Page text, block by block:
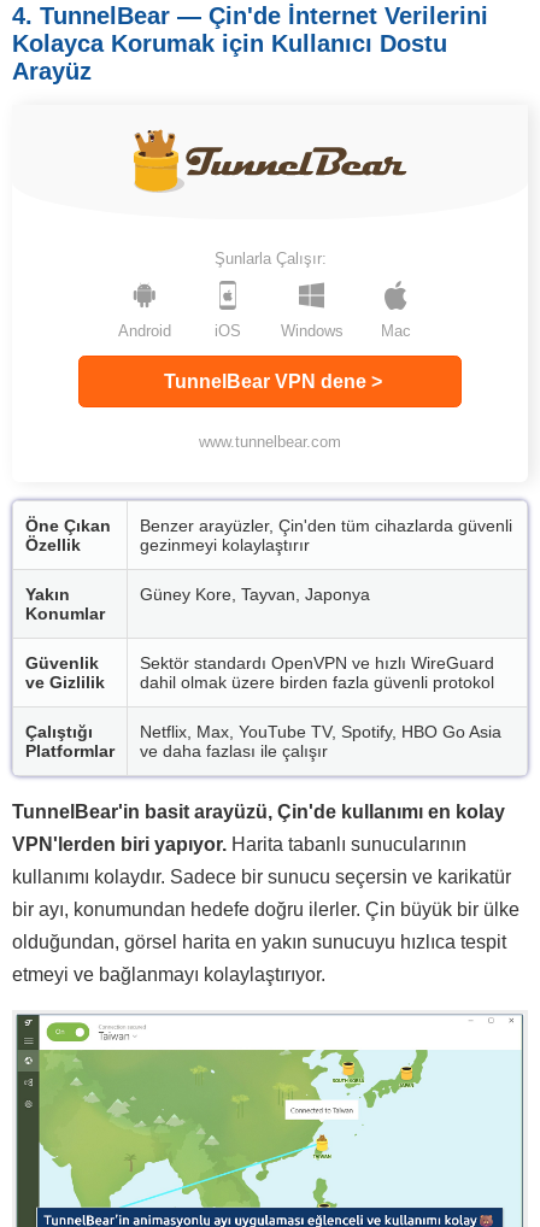
4. TunnelBear — Çin'de İnternet Verilerini
Kolayca Korumak için Kullanıcı Dostu
Arayüz
Şunlarla Çalışır:
Windows Mac
Android iOS
TunnelBear VPN dene >
www.tunnelbear.com
Öne Çıkan
Özellik
Benzer arayüzler, Çin'den tüm cihazlarda güvenli
gezinmeyi kolaylaştırır
Yakın
Konumlar
Güney Kore, Tayvan, Japonya
Güvenlik
ve Gizlilik
Sektör standardı OpenVPN ve hızlı WireGuard
dahil olmak üzere birden fazla güvenli protokol
Çalıştığı
Platformlar
Netflix, Max, YouTube TV, Spotify, HBO Go Asia
ve daha fazlası ile çalışır
TunnelBear'in basit arayüzü, Çin'de kullanımı en kolay
VPN'lerden biri yapıyor. Harita tabanlı sunucularının
kullanımı kolaydır. Sadece bir sunucu seçersin ve karikatür
bir ayı, konumundan hedefe doğru ilerler. Çin büyük bir ülke
olduğundan, görsel harita en yakın sunucuyu hızlıca tespit
etmeyi ve bağlanmayı kolaylaştırıyor.